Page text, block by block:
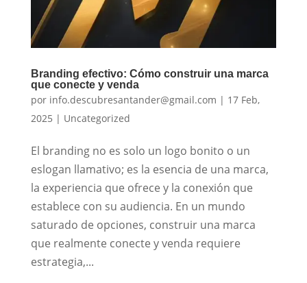
Branding efectivo: Cómo construir una marca
que conecte y venda
por info.descubresantander@gmail.com | 17 Feb,
2025 | Uncategorized
El branding no es solo un logo bonito o un
eslogan llamativo; es la esencia de una marca,
la experiencia que ofrece y la conexión que
establece con su audiencia. En un mundo
saturado de opciones, construir una marca
que realmente conecte y venda requiere
estrategia,...